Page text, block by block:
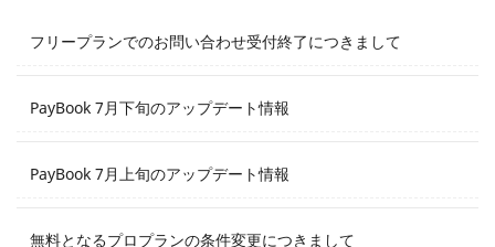
フリープランでのお問い合わせ受付終了につきまして
PayBook 7月下旬のアップデート情報
PayBook 7月上旬のアップデート情報
無料となるプロプランの条件変更につきまして